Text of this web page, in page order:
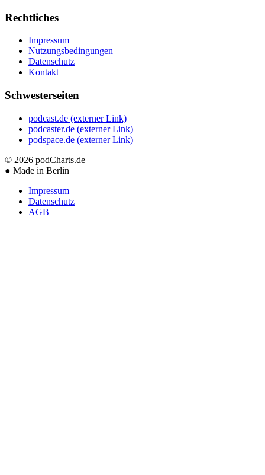
Rechtliches
Impressum
Nutzungsbedingungen
Datenschutz
Kontakt
Schwesterseiten
podcast.de (externer Link)
podcaster.de (externer Link)
podspace.de (externer Link)
© 2026 podCharts.de
● Made in Berlin
Impressum
Datenschutz
AGB